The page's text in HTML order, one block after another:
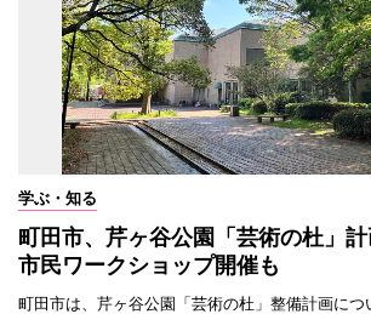
学ぶ・知る
町田市、芹ヶ谷公園「芸術の杜」
市民ワークショップ開催も
町田市は、芹ヶ谷公園「芸術の杜」整備計画につ